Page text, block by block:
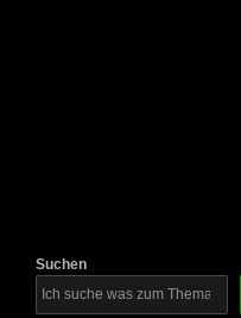
Suchen